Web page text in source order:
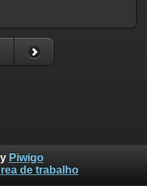
Piwigo
de trabalho